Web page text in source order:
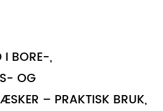
I BORE-,
OG
– PRAKTISK BRUK,